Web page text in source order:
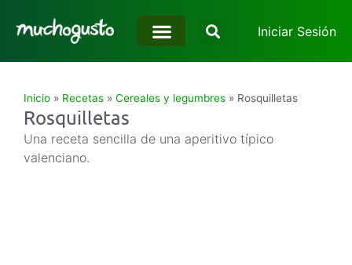
Iniciar Sesión
Inicio » Recetas » Cereales y legumbres » Rosquilletas
Rosquilletas
Una receta sencilla de una aperitivo típico
valenciano.